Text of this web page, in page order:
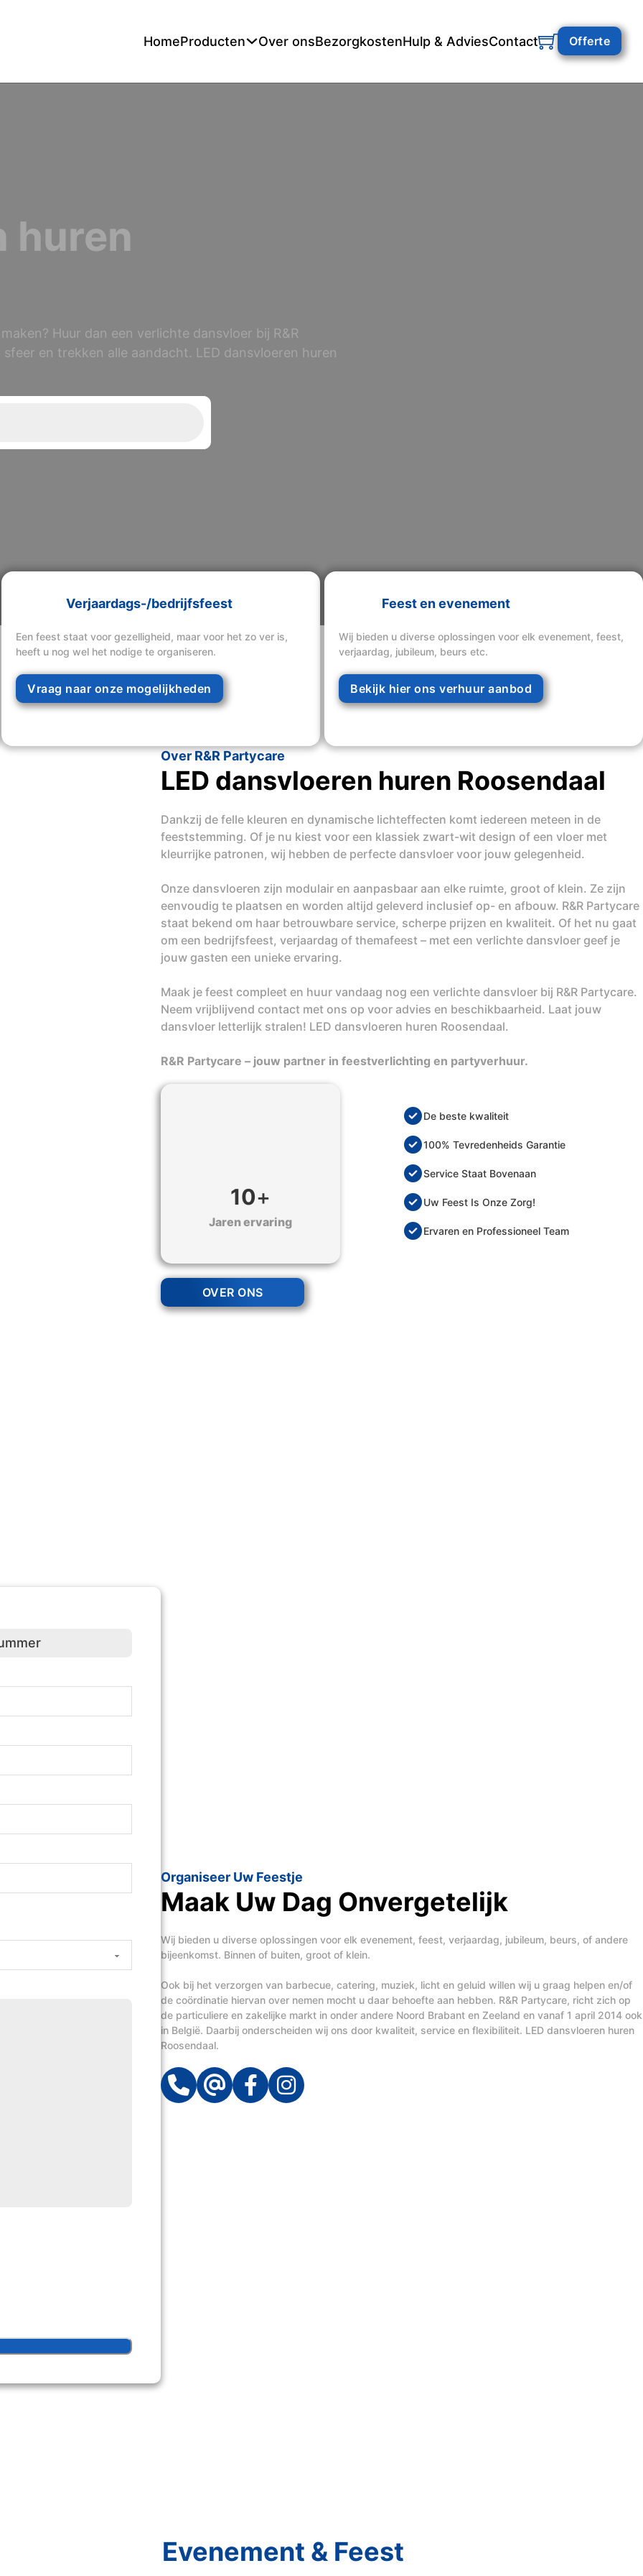
HomeProducten Over onsBezorgkostenHulp & AdviesContact Offerte
huren
Huur dan een verlichte dansvloer bij R&R
en trekken alle aandacht. LED dansvloeren huren
Verjaardags-/bedrijfsfeest
Een feest staat voor gezelligheid, maar voor het zo ver is,
heeft u nog wel het nodige te organiseren.
Vraag naar onze mogelijkheden
Feest en evenement
Wij bieden u diverse oplossingen voor elk evenement, feest,
verjaardag, jubileum, beurs etc.
Bekijk hier ons verhuur aanbod
Over R&R Partycare
LED dansvloeren huren Roosendaal
Dankzij de felle kleuren en dynamische lichteffecten komt iedereen meteen in de
feeststemming. Of je nu kiest voor een klassiek zwart-wit design of een vloer met
kleurrijke patronen, wij hebben de perfecte dansvloer voor jouw gelegenheid.
Onze dansvloeren zijn modulair en aanpasbaar aan elke ruimte, groot of klein. Ze zijn
eenvoudig te plaatsen en worden altijd geleverd inclusief op- en afbouw. R&R Partycare
staat bekend om haar betrouwbare service, scherpe prijzen en kwaliteit. Of het nu gaat
om een bedrijfsfeest, verjaardag of themafeest – met een verlichte dansvloer geef je
jouw gasten een unieke ervaring.
Maak je feest compleet en huur vandaag nog een verlichte dansvloer bij R&R Partycare.
Neem vrijblijvend contact met ons op voor advies en beschikbaarheid. Laat jouw
dansvloer letterlijk stralen! LED dansvloeren huren Roosendaal.
R&R Partycare – jouw partner in feestverlichting en partyverhuur.
10+
Jaren ervaring
De beste kwaliteit
100% Tevredenheids Garantie
Service Staat Bovenaan
Uw Feest Is Onze Zorg!
Ervaren en Professioneel Team
OVER ONS
Organiseer Uw Feestje
Maak Uw Dag Onvergetelijk
Wij bieden u diverse oplossingen voor elk evenement, feest, verjaardag, jubileum, beurs, of andere
bijeenkomst. Binnen of buiten, groot of klein.
Ook bij het verzorgen van barbecue, catering, muziek, licht en geluid willen wij u graag helpen en/of
de coördinatie hiervan over nemen mocht u daar behoefte aan hebben. R&R Partycare, richt zich op
de particuliere en zakelijke markt in onder andere Noord Brabant en Zeeland en vanaf 1 april 2014 ook
in België. Daarbij onderscheiden wij ons door kwaliteit, service en flexibiliteit. LED dansvloeren huren
Roosendaal.
Evenement & Feest